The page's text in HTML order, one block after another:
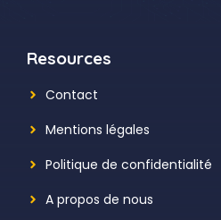
Resources
Contact
Mentions légales
Politique de confidentialité
A propos de nous